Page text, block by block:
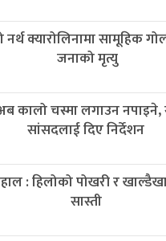
क्यारोलिनामा सामूहिक
जनाको मृत्यु
कालो चस्मा लगाउन
सांसदलाई दिए निर्देशन
: हिलोको पोखरी र
सास्ती